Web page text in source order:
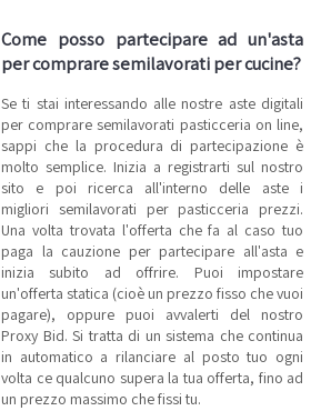
Come posso partecipare ad un'asta
per comprare semilavorati per cucine?
Se ti stai interessando alle nostre aste digitali
per comprare semilavorati pasticceria on line,
sappi che la procedura di partecipazione è
molto semplice. Inizia a registrarti sul nostro
sito e poi ricerca all'interno delle aste i
migliori semilavorati per pasticceria prezzi.
Una volta trovata l'offerta che fa al caso tuo
paga la cauzione per partecipare all'asta e
inizia subito ad offrire. Puoi impostare
un'offerta statica (cioè un prezzo fisso che vuoi
pagare), oppure puoi avvalerti del nostro
Proxy Bid. Si tratta di un sistema che continua
in automatico a rilanciare al posto tuo ogni
volta ce qualcuno supera la tua offerta, fino ad
un prezzo massimo che fissi tu.